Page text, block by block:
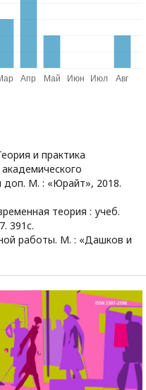
и практика
доп. М. : «Юрайт», 2018.
теория : учеб.
391с.
работы. М. : «Дашков и